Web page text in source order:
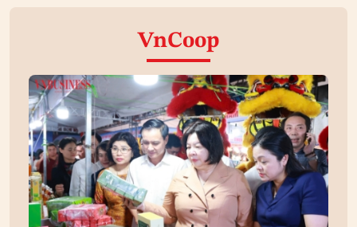
VnCoop